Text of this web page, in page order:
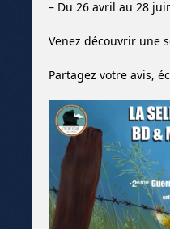
– Du 26 avril au 28
Venez découvrir une
Partagez votre avis,